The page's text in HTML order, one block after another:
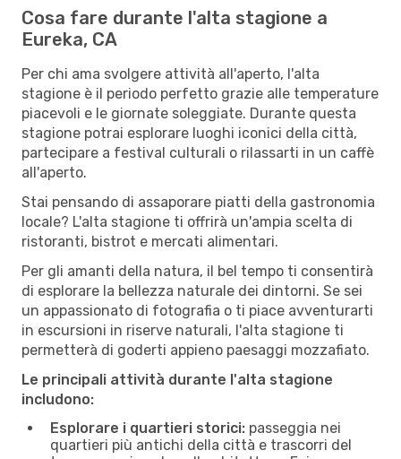
Cosa fare durante l'alta stagione a
Eureka, CA
Per chi ama svolgere attività all'aperto, l'alta
stagione è il periodo perfetto grazie alle temperature
piacevoli e le giornate soleggiate. Durante questa
stagione potrai esplorare luoghi iconici della città,
partecipare a festival culturali o rilassarti in un caffè
all'aperto.
Stai pensando di assaporare piatti della gastronomia
locale? L'alta stagione ti offrirà un'ampia scelta di
ristoranti, bistrot e mercati alimentari.
Per gli amanti della natura, il bel tempo ti consentirà
di esplorare la bellezza naturale dei dintorni. Se sei
un appassionato di fotografia o ti piace avventurarti
in escursioni in riserve naturali, l'alta stagione ti
permetterà di goderti appieno paesaggi mozzafiato.
Le principali attività durante l'alta stagione
includono:
Esplorare i quartieri storici: passeggia nei
quartieri più antichi della città e trascorri del